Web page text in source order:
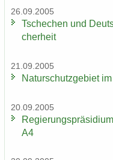
26.09.2005
Tsche­chen und
cher­heit
21.09.2005
Na­tur­schutz­ge­biet
20.09.2005
A4